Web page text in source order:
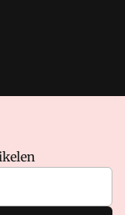
in
deze site zijn de
Voorwaarden